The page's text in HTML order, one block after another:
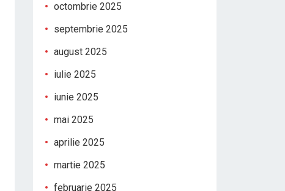
octombrie 2025
septembrie 2025
august 2025
iulie 2025
iunie 2025
mai 2025
aprilie 2025
martie 2025
februarie 2025